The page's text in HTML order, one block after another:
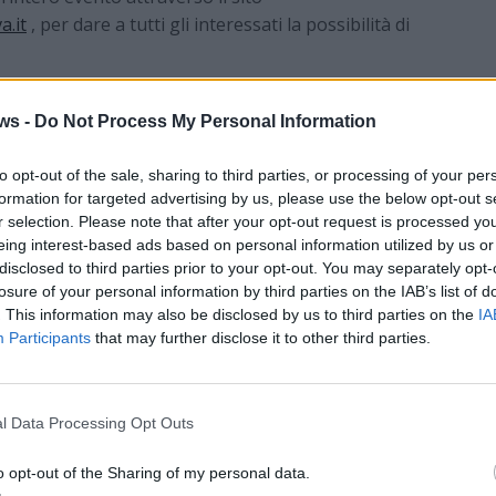
- Do Not Process My Personal Information
opt-out of the sale, sharing to third parties, or processing of your
for targeted advertising by us, please use the below opt-out
selection. Please note that after your opt-out request is processed
interest-based ads based on personal information utilized by us
to third parties prior to your opt-out. You may separately
of your personal information by third parties on the IAB’s list of
This information may also be disclosed by us to third parties on the
Participants that may further disclose it to other third parties.
Data Processing Opt Outs
opt-out of the Sharing of my personal data.
, per dare a tutti gli interessati la possibilità di
la parte istituzionale della città (Comune
che illustrerà indicazioni, iniziative,
per l’imminente stagione invernale; i giornalisti,
preziosa per trasferire alla cittadinanza le
completo e, infine, una parte tecnica coincidente
dell’iniziativa, che interverranno con il loro
un’ampia area dedicata agli stakeholders, convocati
parte sociale, sportiva, associativa, imprenditoriale.
diretta, oltre che sul sito del Comune, anche online
attraverso uno speciale programma
55.
a cura del sindaco e degli assessori alla
ha predisposto per contenere i consumi energetici: